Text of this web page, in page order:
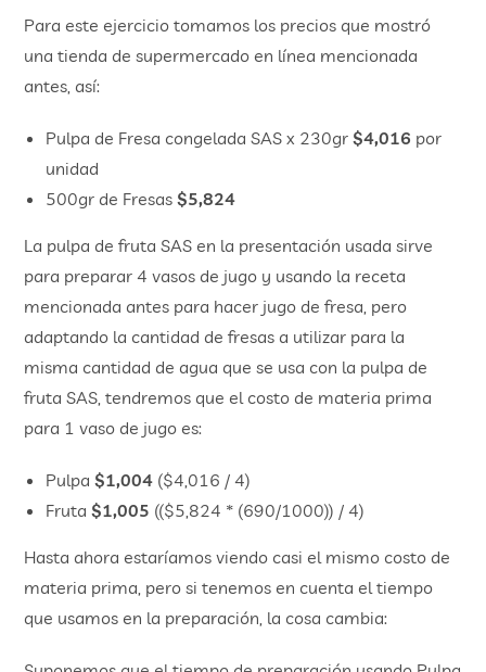
Para este ejercicio tomamos los precios que mostró
una tienda de supermercado en línea mencionada
antes, así:
Pulpa de Fresa congelada SAS x 230gr$4,016 por
unidad
500gr de Fresas$5,824
La pulpa de fruta SAS en la presentación usada sirve
para preparar 4 vasos de jugo y usando la receta
mencionada antes para hacer jugo de fresa, pero
adaptando la cantidad de fresas a utilizar para la
misma cantidad de agua que se usa con la pulpa de
fruta SAS, tendremos que el costo de materia prima
para 1 vaso de jugo es:
Pulpa$1,004 ($4,016 / 4)
Fruta$1,005 (($5,824 * (690/1000)) / 4)
Hasta ahora estaríamos viendo casi el mismo costo de
materia prima, pero si tenemos en cuenta el tiempo
que usamos en la preparación, la cosa cambia: